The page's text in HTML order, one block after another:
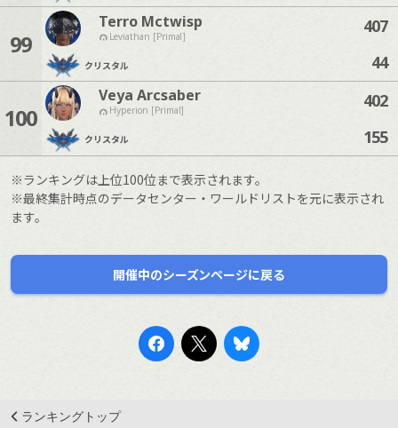
99
Terro Mctwisp
Leviathan [Primal]
クリスタル
407
44
100
Veya Arcsaber
Hyperion [Primal]
クリスタル
402
155
※ランキングは上位100位まで表示されます。
※最終集計時点のデータセンター・ワールドリストを元に表示され
ます。
開催中のシーズンページに戻る
ランキングトップ